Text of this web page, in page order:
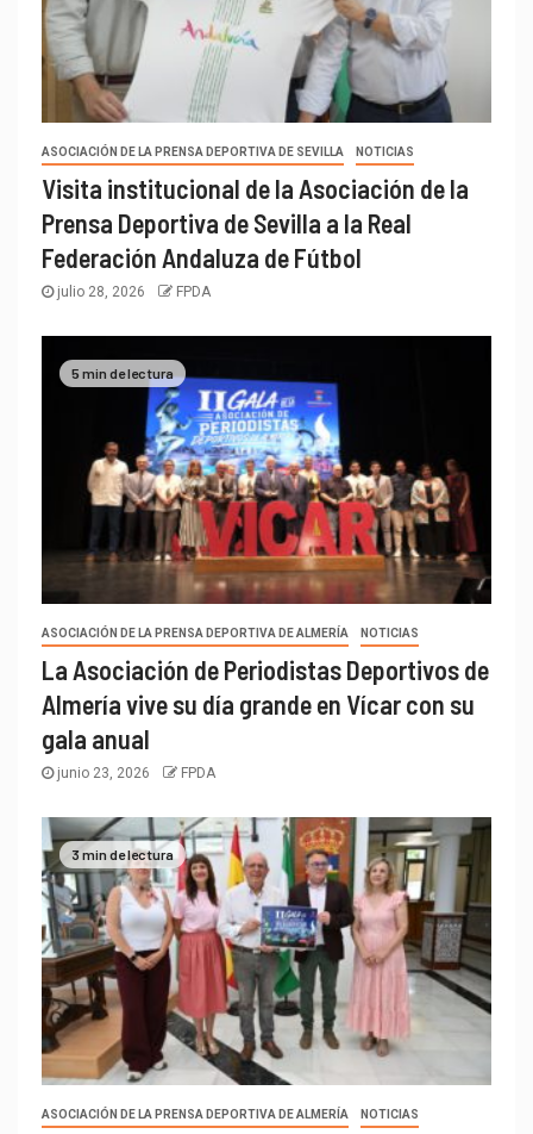
ASOCIACIÓN DE LA PRENSA DEPORTIVA DE SEVILLA NOTICIAS
Visita institucional de la Asociación de la
Prensa Deportiva de Sevilla a la Real
Federación Andaluza de Fútbol
julio 28, 2026 FPDA
5 min de lectura
ASOCIACIÓN DE LA PRENSA DEPORTIVA DE ALMERÍA NOTICIAS
La Asociación de Periodistas Deportivos de
Almería vive su día grande en Vícar con su
gala anual
junio 23, 2026 FPDA
3 min de lectura
ASOCIACIÓN DE LA PRENSA DEPORTIVA DE ALMERÍA NOTICIAS